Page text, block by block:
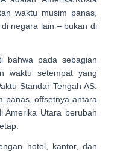
waktu musim panas,
negara lain – bukan di
bahwa pada sebagian
waktu setempat yang
Standar Tengah AS.
panas, offsetnya antara
Amerika Utara berubah
hotel, kantor, dan